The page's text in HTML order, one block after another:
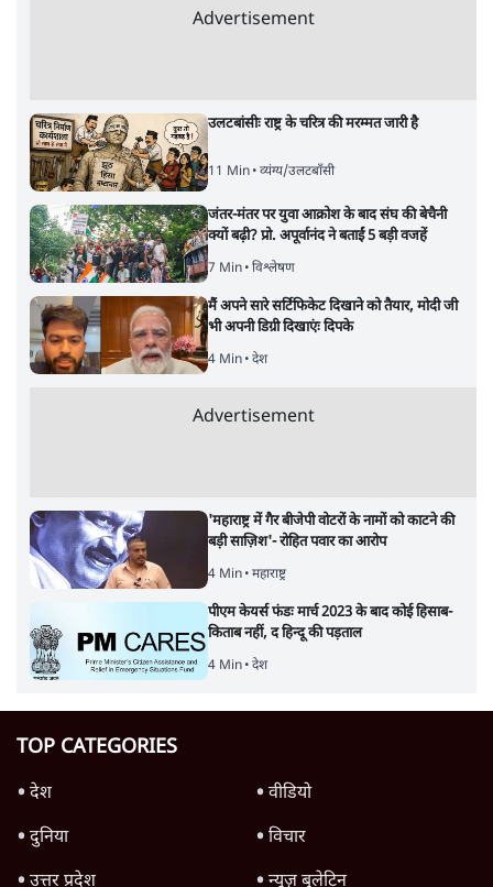
Advertisement
उलटबांसीः राष्ट्र के चरित्र की मरम्मत जारी है
11 Min• व्यंग्य/उलटबाँसी
जंतर-मंतर पर युवा आक्रोश के बाद संघ की बेचैनी
क्यों बढ़ी? प्रो. अपूर्वानंद ने बताईं 5 बड़ी वजहें
7 Min• विश्लेषण
मैं अपने सारे सर्टिफिकेट दिखाने को तैयार, मोदी जी
भी अपनी डिग्री दिखाएंः दिपके
4 Min• देश
Advertisement
'महाराष्ट्र में गैर बीजेपी वोटरों के नामों को काटने की
बड़ी साज़िश'- रोहित पवार का आरोप
4 Min• महाराष्ट्र
पीएम केयर्स फंडः मार्च 2023 के बाद कोई हिसाब-
किताब नहीं, द हिन्दू की पड़ताल
4 Min• देश
TOP CATEGORIES
देश
वीडियो
दुनिया
विचार
उत्तर प्रदेश
न्यूज़ बुलेटिन